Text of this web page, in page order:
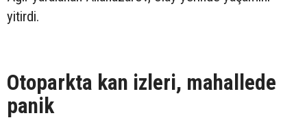
yitirdi.
Otoparkta kan izleri, mahallede
panik